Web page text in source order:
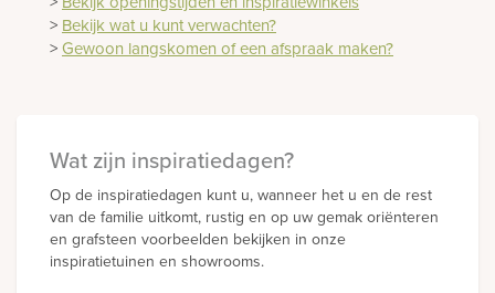
> Bekijk wat u kunt verwachten?
>Gewoon langskomen of een afspraak maken?
Wat zijn inspiratiedagen?
Op de inspiratiedagen kunt u, wanneer het u en de rest
van de familie uitkomt, rustig en op uw gemak oriënteren
en grafsteen voorbeelden bekijken in onze
inspiratietuinen en showrooms.